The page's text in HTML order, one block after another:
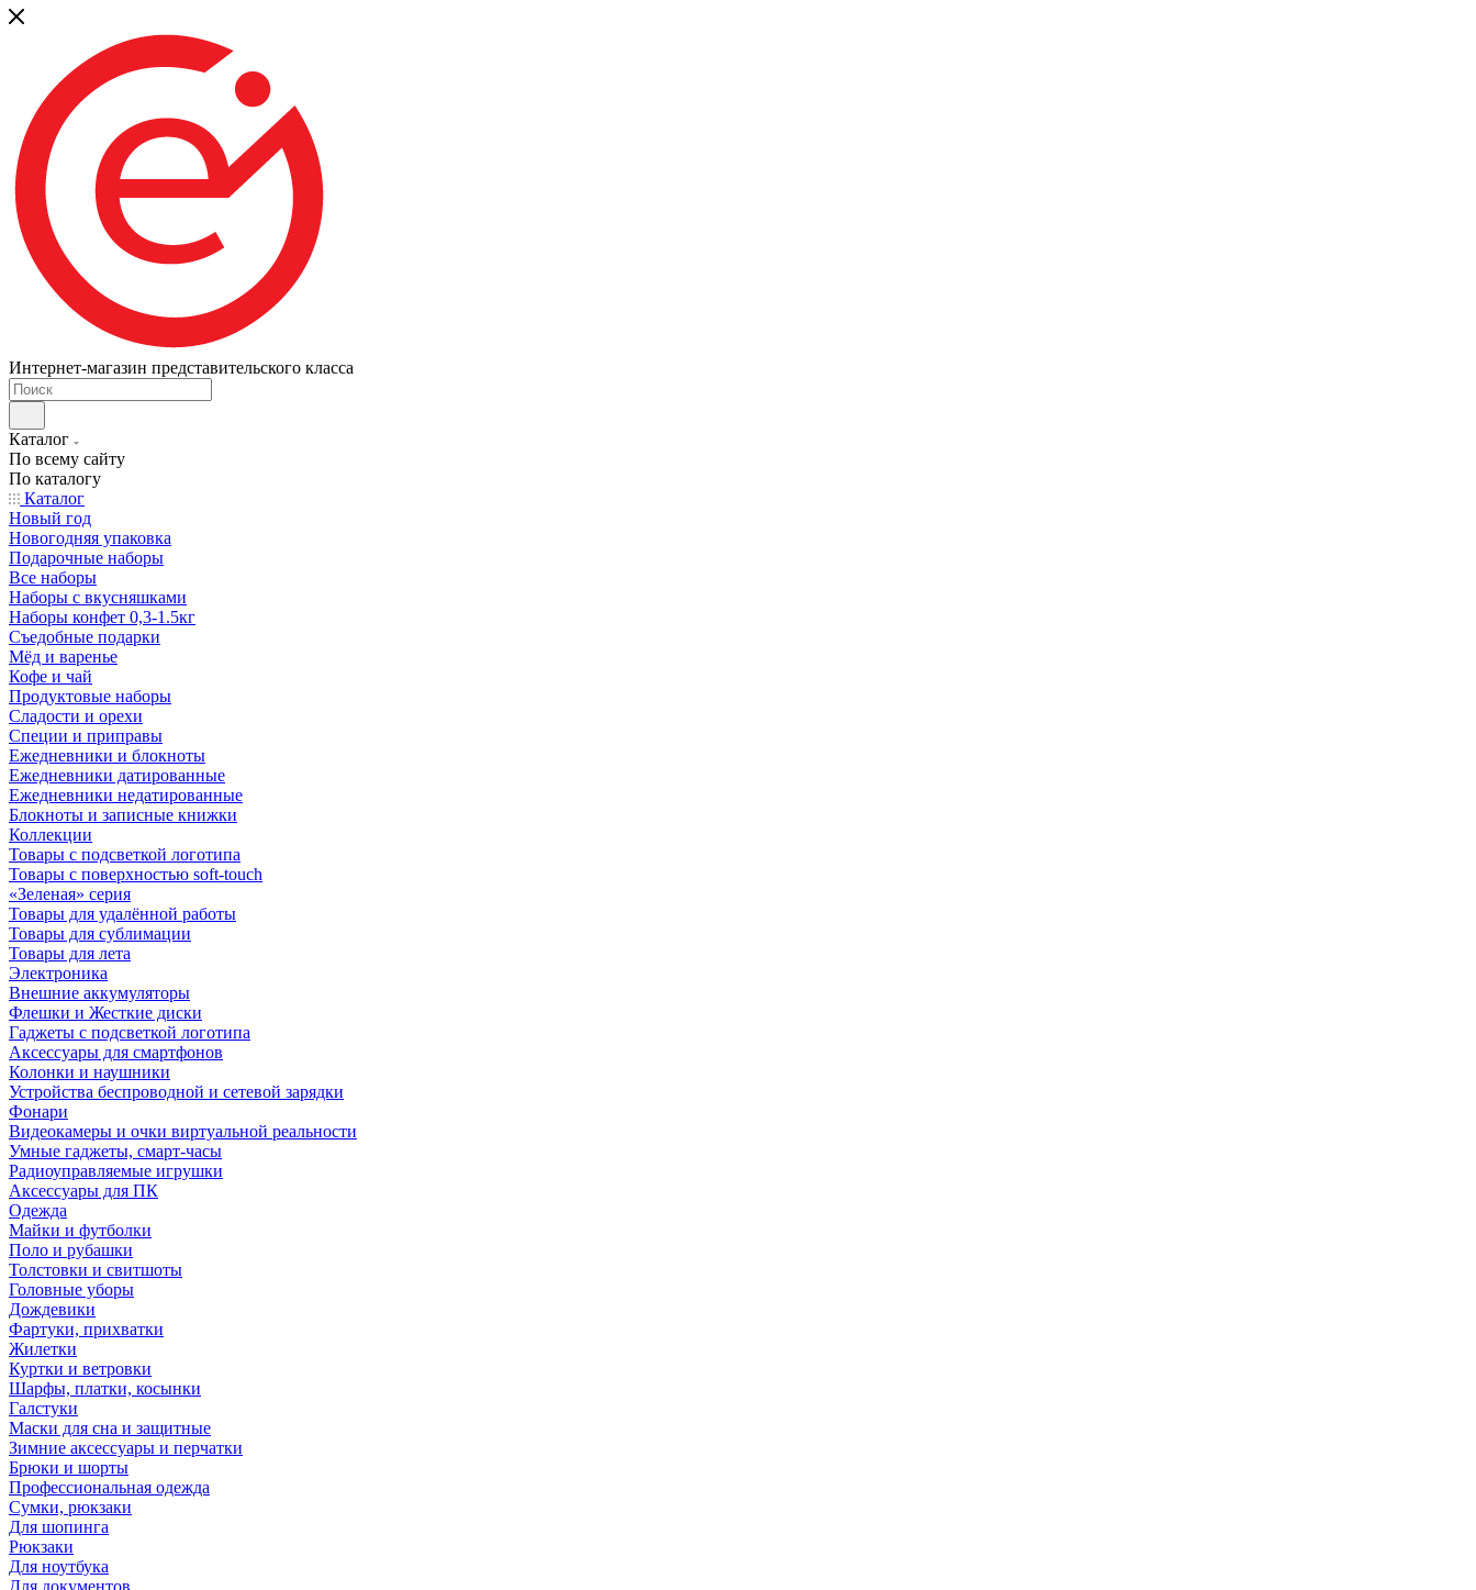
Интернет-магазин представительского класса
Каталог
По всему сайту
По каталогу
Каталог
Новый год
Новогодняя упаковка
Подарочные наборы
Все наборы
Наборы с вкусняшками
Наборы конфет 0,3-1.5кг
Съедобные подарки
Мёд и варенье
Кофе и чай
Продуктовые наборы
Сладости и орехи
Специи и приправы
Ежедневники и блокноты
Ежедневники датированные
Ежедневники недатированные
Блокноты и записные книжки
Коллекции
Товары с подсветкой логотипа
Товары с поверхностью soft-touch
«Зеленая» серия
Товары для удалённой работы
Товары для сублимации
Товары для лета
Электроника
Внешние аккумуляторы
Флешки и Жесткие диски
Гаджеты с подсветкой логотипа
Аксессуары для смартфонов
Колонки и наушники
Устройства беспроводной и сетевой зарядки
Фонари
Видеокамеры и очки виртуальной реальности
Умные гаджеты, смарт-часы
Радиоуправляемые игрушки
Аксессуары для ПК
Одежда
Майки и футболки
Поло и рубашки
Толстовки и свитшоты
Головные уборы
Дождевики
Фартуки, прихватки
Жилетки
Куртки и ветровки
Шарфы, платки, косынки
Галстуки
Маски для сна и защитные
Зимние аксессуары и перчатки
Брюки и шорты
Профессиональная одежда
Сумки, рюкзаки
Для шопинга
Рюкзаки
Для ноутбука
Для документов